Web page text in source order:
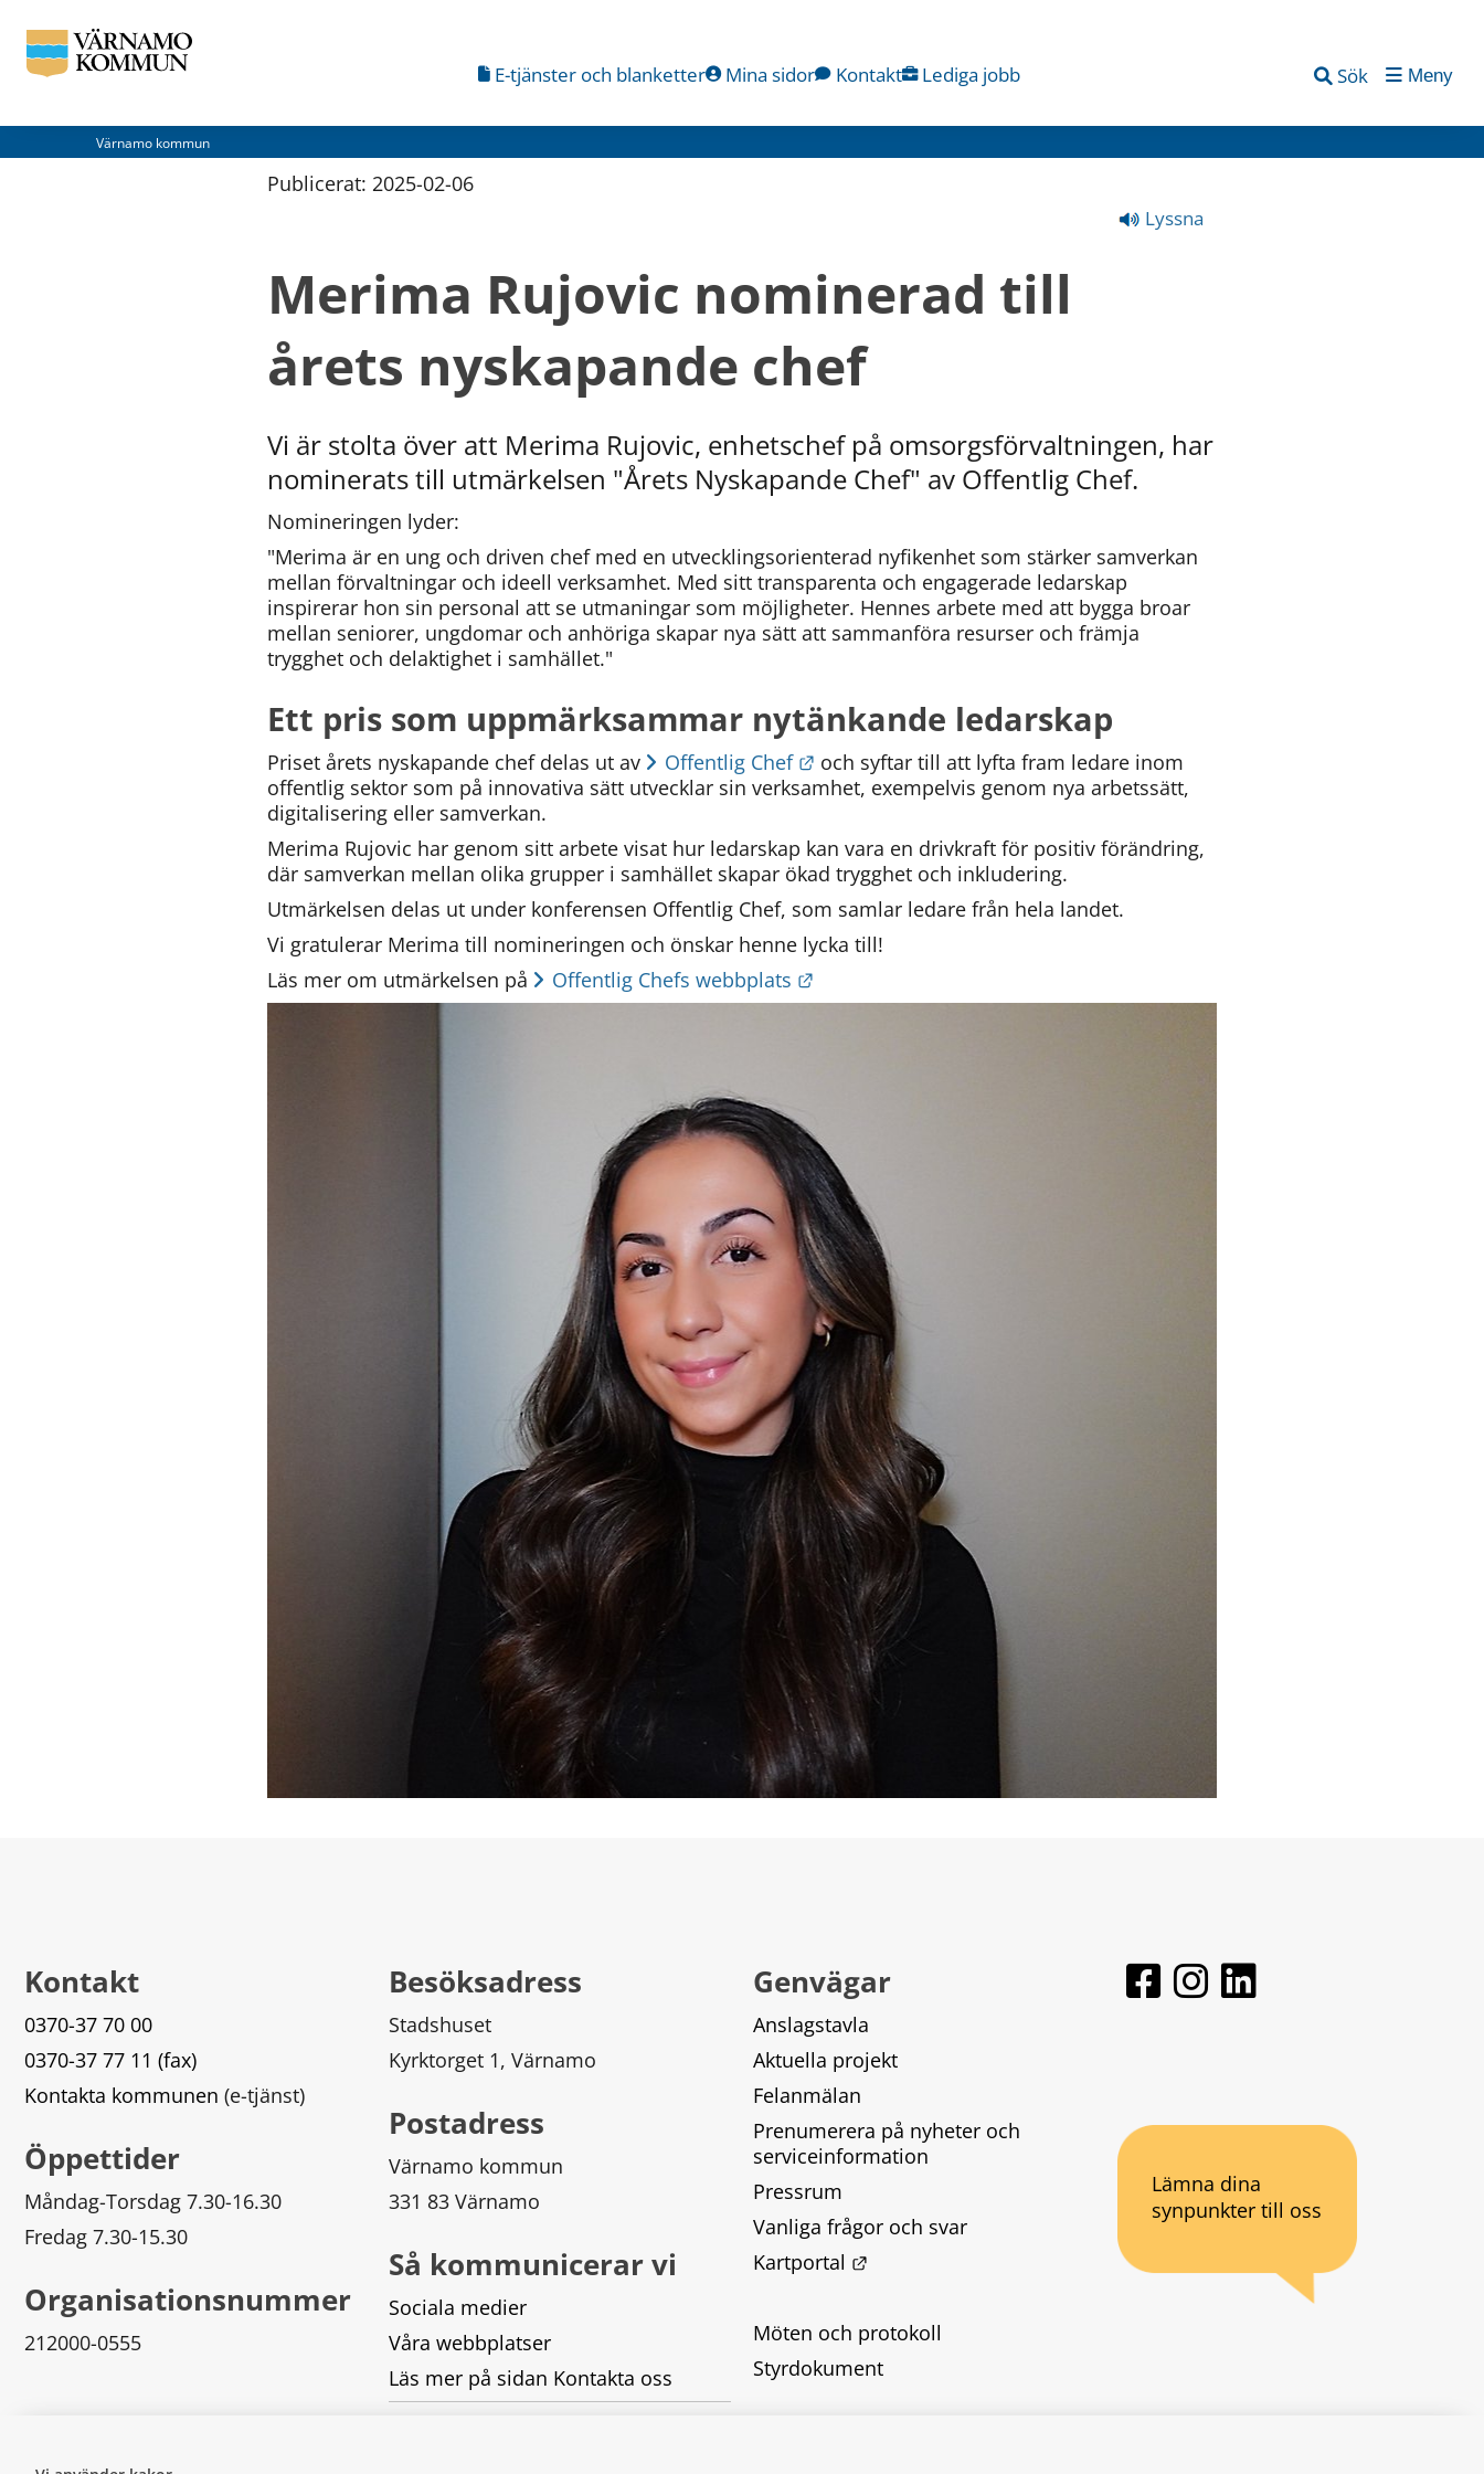
E-tjänster och blanketter Mina sidor Kontakt Lediga jobb Sök Meny
Värnamo kommun
Publicerat: 2025-02-06
Lyssna
Merima Rujovic nominerad till
årets nyskapande chef
Vi är stolta över att Merima Rujovic, enhetschef på omsorgsförvaltningen, har
nominerats till utmärkelsen "Årets Nyskapande Chef" av Offentlig Chef.
Nomineringen lyder:
"Merima är en ung och driven chef med en utvecklingsorienterad nyfikenhet som stärker samverkan
mellan förvaltningar och ideell verksamhet. Med sitt transparenta och engagerade ledarskap
inspirerar hon sin personal att se utmaningar som möjligheter. Hennes arbete med att bygga broar
mellan seniorer, ungdomar och anhöriga skapar nya sätt att sammanföra resurser och främja
trygghet och delaktighet i samhället."
Ett pris som uppmärksammar nytänkande ledarskap
Priset årets nyskapande chef delas ut av Offentlig Chef Länk till annan webbplats.
och syftar till att lyfta fram ledare inom
offentlig sektor som på innovativa sätt utvecklar sin verksamhet, exempelvis genom nya arbetssätt,
digitalisering eller samverkan.
Merima Rujovic har genom sitt arbete visat hur ledarskap kan vara en drivkraft för positiv förändring,
där samverkan mellan olika grupper i samhället skapar ökad trygghet och inkludering.
Utmärkelsen delas ut under konferensen Offentlig Chef, som samlar ledare från hela landet.
Vi gratulerar Merima till nomineringen och önskar henne lycka till!
Läs mer om utmärkelsen på
Offentlig Chefs webbplats
Kontakt
0370-37 70 00
0370-37 77 11 (fax)
Kontakta kommunen (e-tjänst)
Öppettider
Måndag-Torsdag 7.30-16.30
Fredag 7.30-15.30
Organisationsnummer
212000-0555
Besöksadress
Stadshuset
Kyrktorget 1, Värnamo
Postadress
Värnamo kommun
331 83 Värnamo
Så kommunicerar vi
Sociala medier
Våra webbplatser
Läs mer på sidan Kontakta oss
Genvägar
Anslagstavla
Aktuella projekt
Felanmälan
Prenumerera på nyheter och
serviceinformation
Pressrum
Vanliga frågor och svar
Kartportal
Möten och protokoll
Styrdokument
Lämna dina
synpunkter till oss